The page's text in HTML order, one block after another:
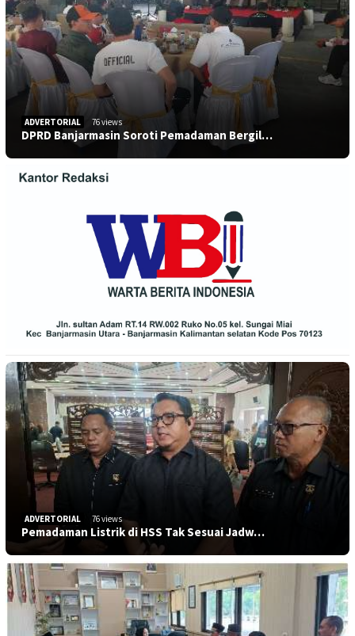
ADVERTORIAL 76 views
DPRD Banjarmasin Soroti Pemadaman Bergil…
ADVERTORIAL 76 views
Pemadaman Listrik di HSS Tak Sesuai Jadw…